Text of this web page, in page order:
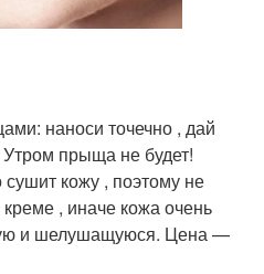
наноси точечно , дай
прыща не будет!
кожу , поэтому не
, иначе кожа очень
и шелушащуюся. Цена —